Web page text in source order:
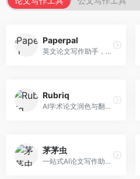
Paperpal
英文论文写作助手，专注于学术英语润色。面向需要发表国际期刊的研究者，提供语法检查、学术表达优化、格式规范等服务，英语表达地道专业。
Rubriq
AI学术论文润色与翻译平台。面向国际期刊投稿者，提供论文润色、翻译、格式调整等服务，支持多语言，学术表达专业规范。
茅茅虫
一站式AI论文写作助手，覆盖学术写作全场景。面向高校学生和科研人员，提供开题报告、文献综述、论文正文等写作服务，支持多学科多类型论文，操作简便。